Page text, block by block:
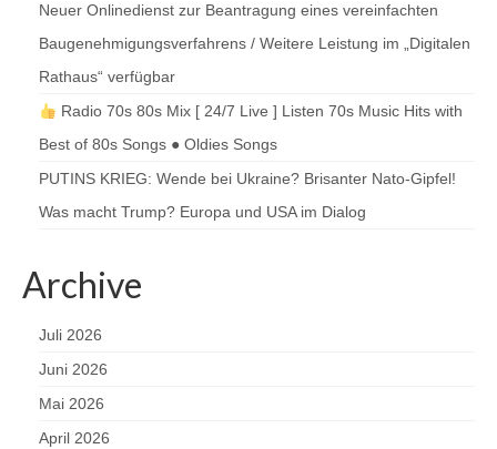
Neuer Onlinedienst zur Beantragung eines vereinfachten
Baugenehmigungsverfahrens / Weitere Leistung im „Digitalen
Rathaus“ verfügbar
Radio 70s 80s Mix [ 24/7 Live ] Listen 70s Music Hits with
Best of 80s Songs ● Oldies Songs
PUTINS KRIEG: Wende bei Ukraine? Brisanter Nato-Gipfel!
Was macht Trump? Europa und USA im Dialog
Archive
Juli 2026
Juni 2026
Mai 2026
April 2026